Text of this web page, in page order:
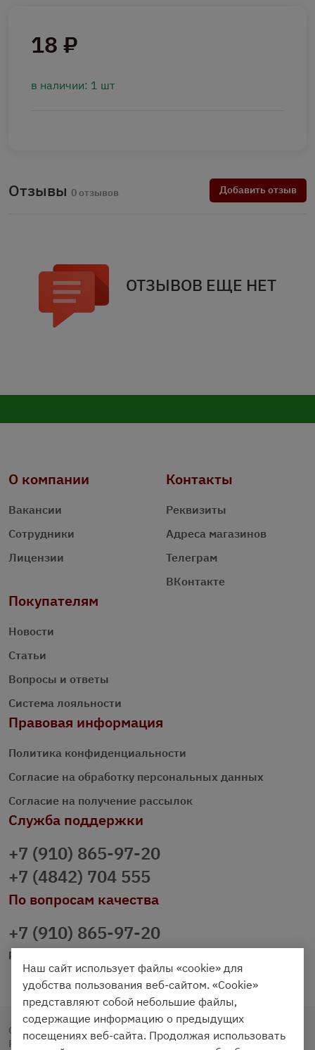
18 ₽
в наличии: 1 шт
Отзывы 0 отзывов Добавить отзыв
ОТЗЫВОВ ЕЩЕ НЕТ
О компании
Вакансии
Сотрудники
Лицензии
Контакты
Реквизиты
Адреса магазинов
Телеграм
ВКонтакте
Покупателям
Новости
Статьи
Вопросы и ответы
Система лояльности
Правовая информация
Политика конфиденциальности
Согласие на обработку персональных данных
Согласие на получение рассылок
Служба поддержки
+7 (910) 865-97-20
+7 (4842) 704 555
По вопросам качества
+7 (910) 865-97-20
prazdnichniy40@palmi.ru
Copyright © 2020 - 2026. Праздничный Стол.
Разработка и продвижение - Vegas Studio
Наш сайт использует файлы «cookie» для
удобства пользования веб-сайтом. «Cookie»
представляют собой небольшие файлы,
содержащие информацию о предыдущих
посещениях веб-сайта. Продолжая использовать